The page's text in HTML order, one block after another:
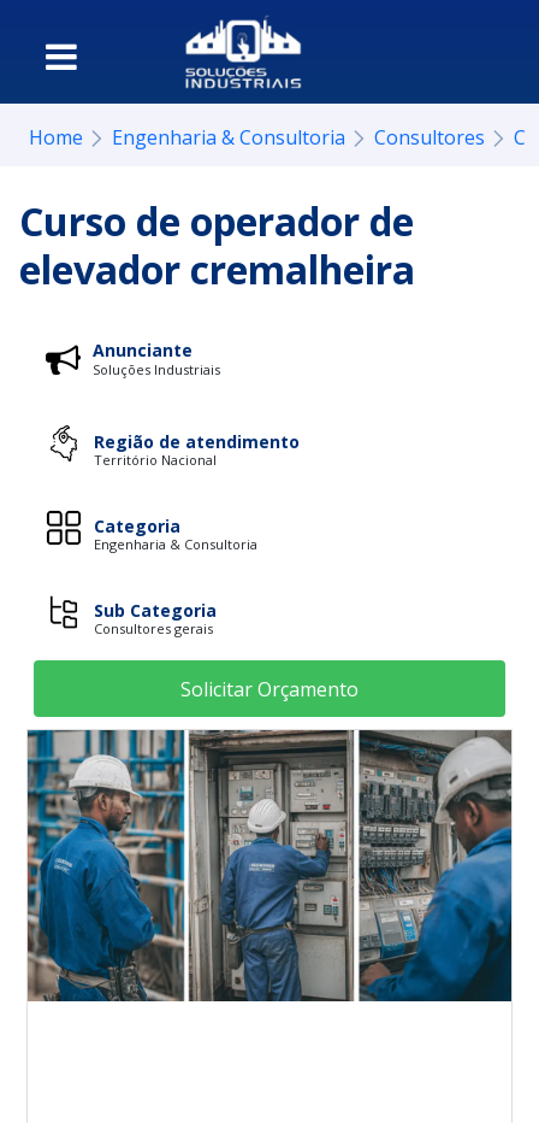
Home Engenharia & Consultoria Consultores
Curso de operador de
elevador cremalheira
Anunciante
Soluções Industriais
Região de atendimento
Território Nacional
Categoria
Engenharia & Consultoria
Sub Categoria
Consultores gerais
Solicitar Orçamento